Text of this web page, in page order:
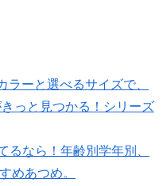
ーと選べるサイズで、
っと見つかる！シリーズ
るなら！年齢別学年別、
めあつめ。